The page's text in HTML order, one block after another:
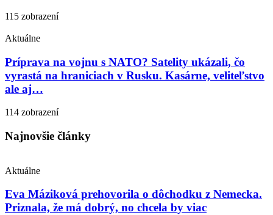
115 zobrazení
Aktuálne
Príprava na vojnu s NATO? Satelity ukázali, čo
vyrastá na hraniciach v Rusku. Kasárne, veliteľstvo
ale aj…
114 zobrazení
Najnovšie články
Aktuálne
Eva Máziková prehovorila o dôchodku z Nemecka.
Priznala, že má dobrý, no chcela by viac